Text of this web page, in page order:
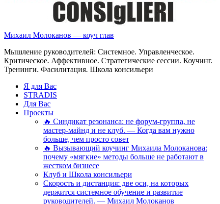
Михаил Молоканов — коуч глав
Мышление руководителей: Системное. Управленческое.
Критическое. Аффективное. Стратегические сессии. Коучинг.
Тренинги. Фасилитация. Школа консильери
Я для Вас
STRADIS
Для Вас
Проекты
🔥 Синдикат резонанса: не форум-группа, не
мастер-майнд и не клуб. — Когда вам нужно
больше, чем просто совет
🔥 Вызывающий коучинг Михаила Молоканова:
почему «мягкие» методы больше не работают в
жестком бизнесе
Клуб и Школа консильери
Скорость и дистанция: две оси, на которых
держится системное обучение и развитие
руководителей. — Михаил Молоканов